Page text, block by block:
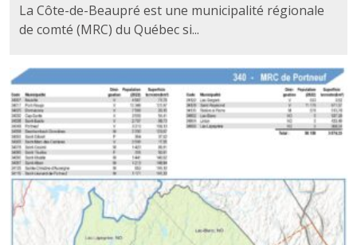
La Côte-de-Beaupré est une municipalité régionale
de comté (MRC) du Québec si...